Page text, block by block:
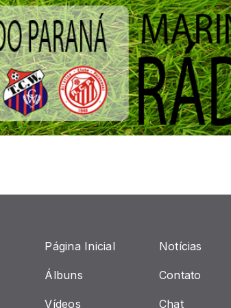
Página Inicial
Álbuns
Vídeos
Notícias
Contato
Chat